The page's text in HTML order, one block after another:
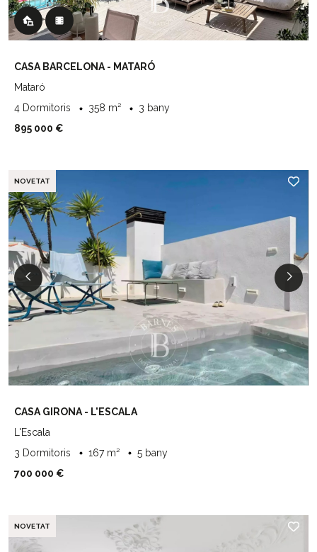
CASA BARCELONA - MATARÓ
Mataró
4 Dormitoris
358 m²
3 bany
895 000 €
NOVETAT
CASA GIRONA - L'ESCALA
L'Escala
3 Dormitoris
167 m²
5 bany
700 000 €
NOVETAT